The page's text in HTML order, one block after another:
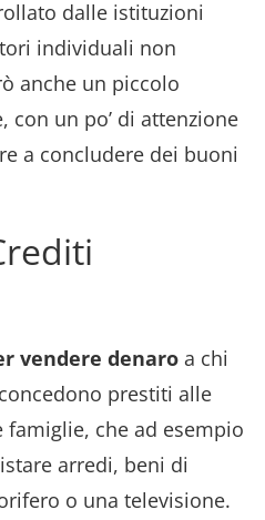
dalle istituzioni
individuali non
anche un piccolo
un po’ di attenzione
a concludere dei buoni
vendere denaro a chi
prestiti alle
che ad esempio
arredi, beni di
o una televisione.